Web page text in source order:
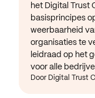
het Digital Trust
basisprincipes
weerbaarheid
organisaties te
leidraad op het
voor alle
Door Digital Trust